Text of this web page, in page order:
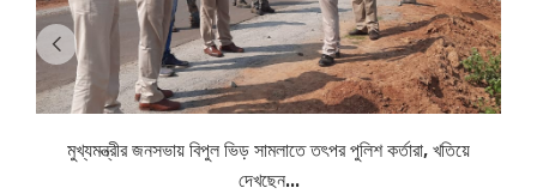
মুখ্যমন্ত্রীর জনসভায় বিপুল ভিড় সামলাতে তৎপর পুলিশ কর্তারা, খতিয়ে
দেখছেন...